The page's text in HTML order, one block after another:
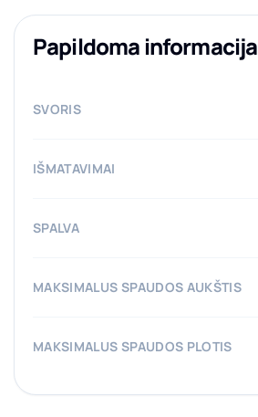
Papildoma informacija
SVORIS
IŠMATAVIMAI
SPALVA
MAKSIMALUS SPAUDOS AUKŠTIS
MAKSIMALUS SPAUDOS PLOTIS